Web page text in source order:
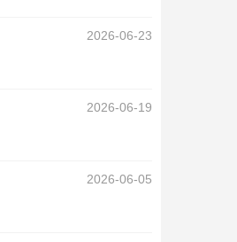
2026-06-23
2026-06-19
2026-06-05